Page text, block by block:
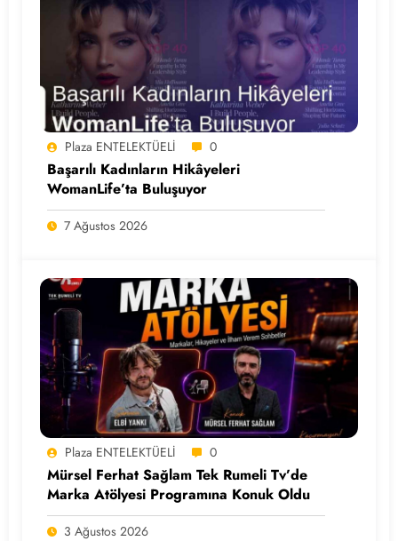
Plaza ENTELEKTÜELİ 0
Başarılı Kadınların Hikâyeleri
WomanLife’ta Buluşuyor
7 Ağustos 2026
Plaza ENTELEKTÜELİ 0
Mürsel Ferhat Sağlam Tek Rumeli Tv’de
Marka Atölyesi Programına Konuk Oldu
3 Ağustos 2026